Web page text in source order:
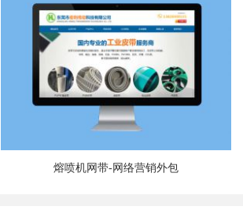
熔喷机网带-网络营销外包